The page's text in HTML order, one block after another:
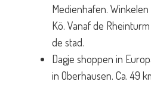
Medienhafen.
Kö. Vanaf de
de stad.
Dagje shoppen in
in Oberhausen. Ca. 49